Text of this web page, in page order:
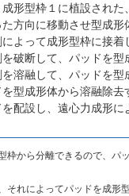
形型枠１に植設された
方向に移動させ型成形
よって成形型枠に接着
破断して、パッドを型
溶融して、パッドを型
型成形体から溶融除去
配設し、遠心力成形
枠から分離できるので、パ
それによってパッドを成形